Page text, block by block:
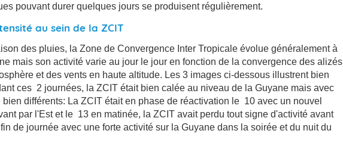
pouvant durer quelques jours se produisent régulièrement.
au sein de la ZCIT
des pluies, la Zone de Convergence Inter Tropicale évolue généralement à
mais son activité varie au jour le jour en fonction de la convergence des alizés
et des vents en haute altitude. Les 3 images ci-dessous illustrent bien
ces 2 journées, la ZCIT était bien calée au niveau de la Guyane mais avec
différents: La ZCIT était en phase de réactivation le 10 avec un nouvel
par l'Est et le 13 en matinée, la ZCIT avait perdu tout signe d'activité avant
de journée avec une forte activité sur la Guyane dans la soirée et du nuit du